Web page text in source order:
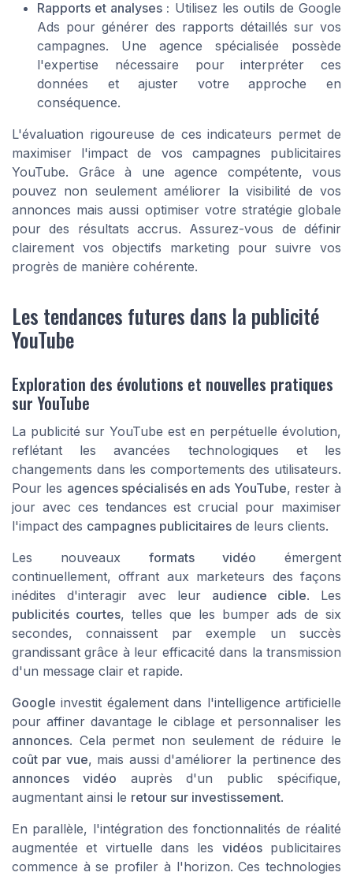
Rapports et analyses : Utilisez les outils de Google
Ads pour générer des rapports détaillés sur vos
campagnes. Une agence spécialisée possède
l'expertise nécessaire pour interpréter ces
données et ajuster votre approche en
conséquence.
L'évaluation rigoureuse de ces indicateurs permet de
maximiser l'impact de vos campagnes publicitaires
YouTube. Grâce à une agence compétente, vous
pouvez non seulement améliorer la visibilité de vos
annonces mais aussi optimiser votre stratégie globale
pour des résultats accrus. Assurez-vous de définir
clairement vos objectifs marketing pour suivre vos
progrès de manière cohérente.
Les tendances futures dans la publicité
YouTube
Exploration des évolutions et nouvelles pratiques
sur YouTube
La publicité sur YouTube est en perpétuelle évolution,
reflétant les avancées technologiques et les
changements dans les comportements des utilisateurs.
Pour les agences spécialisés en ads YouTube, rester à
jour avec ces tendances est crucial pour maximiser
l'impact des campagnes publicitaires de leurs clients.
Les nouveaux formats vidéo émergent
continuellement, offrant aux marketeurs des façons
inédites d'interagir avec leur audience cible. Les
publicités courtes, telles que les bumper ads de six
secondes, connaissent par exemple un succès
grandissant grâce à leur efficacité dans la transmission
d'un message clair et rapide.
Google investit également dans l'intelligence artificielle
pour affiner davantage le ciblage et personnaliser les
annonces. Cela permet non seulement de réduire le
coût par vue, mais aussi d'améliorer la pertinence des
annonces vidéo auprès d'un public spécifique,
augmentant ainsi le retour sur investissement.
En parallèle, l'intégration des fonctionnalités de réalité
augmentée et virtuelle dans les vidéospublicitaires
commence à se profiler à l'horizon. Ces technologies